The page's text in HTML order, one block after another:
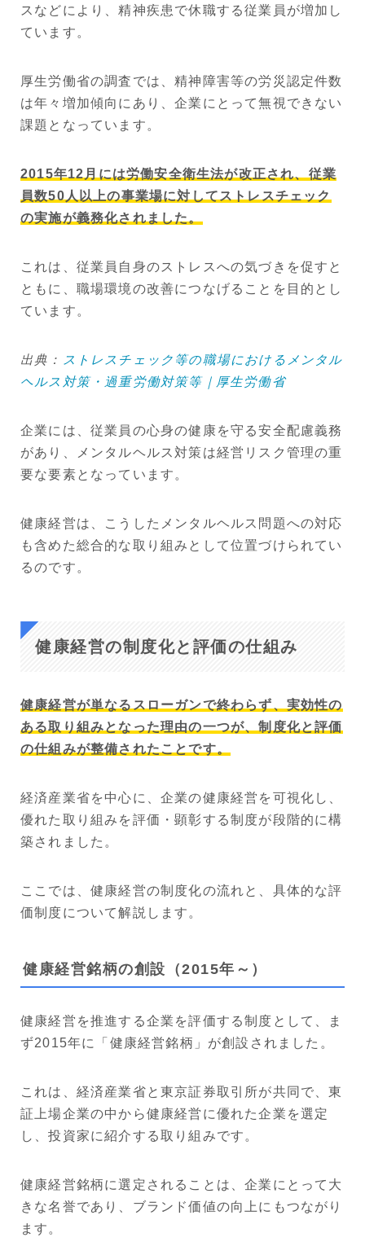
スなどにより、精神疾患で休職する従業員が増加し
ています。
厚生労働省の調査では、精神障害等の労災認定件数
は年々増加傾向にあり、企業にとって無視できない
課題となっています。
2015年12月には労働安全衛生法が改正され、従業
員数50人以上の事業場に対してストレスチェック
の実施が義務化されました。
これは、従業員自身のストレスへの気づきを促すと
ともに、職場環境の改善につなげることを目的とし
ています。
出典： ストレスチェック等の職場におけるメンタル
ヘルス対策・過重労働対策等｜厚生労働省
企業には、従業員の心身の健康を守る安全配慮義務
があり、メンタルヘルス対策は経営リスク管理の重
要な要素となっています。
健康経営は、こうしたメンタルヘルス問題への対応
も含めた総合的な取り組みとして位置づけられてい
るのです。
健康経営の制度化と評価の仕組み
健康経営が単なるスローガンで終わらず、実効性の
ある取り組みとなった理由の一つが、制度化と評価
の仕組みが整備されたことです。
経済産業省を中心に、企業の健康経営を可視化し、
優れた取り組みを評価・顕彰する制度が段階的に構
築されました。
ここでは、健康経営の制度化の流れと、具体的な評
価制度について解説します。
健康経営銘柄の創設（2015年～）
健康経営を推進する企業を評価する制度として、ま
ず2015年に「健康経営銘柄」が創設されました。
これは、経済産業省と東京証券取引所が共同で、東
証上場企業の中から健康経営に優れた企業を選定
し、投資家に紹介する取り組みです。
健康経営銘柄に選定されることは、企業にとって大
きな名誉であり、ブランド価値の向上にもつながり
ます。